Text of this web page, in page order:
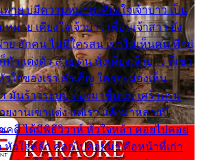
พ่าย บ่มีความหมาย เคียงใจเจ้าบ่าว เป็น
มาย เคียงใจเจ้าบ่าว เพื่อนเจ้าสาว ยัง
ย ฮักคน ไม่มีใครสน เขาไม่เห็นคน ที่อยู่
มัวแต่งตัว สวยเด่น นั่งเคียงเจ้าบ่าว ที่เขา
วใจของเรา ลำเค็ญ ใครจะมองเห็น
มันร้าวระบม ต้องมาขื่นขม เศร้าตรม
งานเขาแต่ง แต่เรา แล้งมาหลายปี
คดี ได้มีพิธีวิวาห์ หัวใจหล้า คอยไปคอย
หัวใจหล้า คอยไปคอยมา คือหน้าที่เก่า